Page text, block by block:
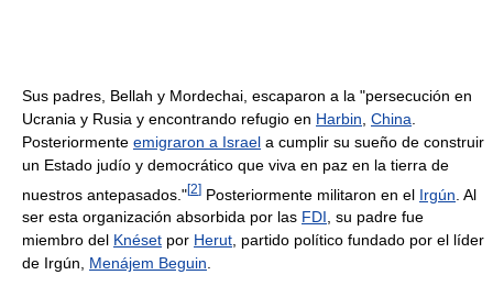
Sus padres, Bellah y Mordechai, escaparon a la "persecución en
Ucrania y Rusia y encontrando refugio en Harbin China
Posteriormente emigraron a Israel a cumplir su sueño de construir
un Estado judío y democrático que viva en paz en la tierra de
nuestros antepasados."[2] Posteriormente militaron en el Irgún . Al
ser esta organización absorbida por las FDI, su padre fue
miembro del Knéset por Herut, partido político fundado por el líder
de Irgún, Menájem Beguin.